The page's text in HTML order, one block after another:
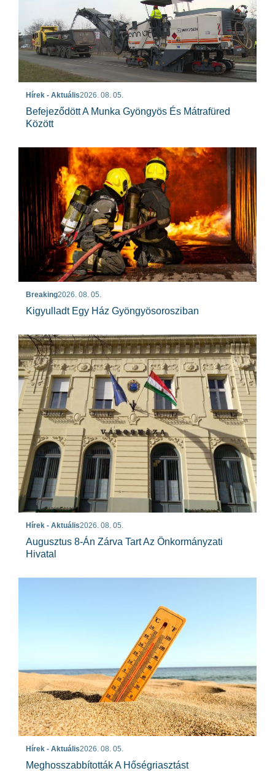
Hírek - Aktuális2026. 08. 05.
Befejeződött A Munka Gyöngyös És Mátrafüred
Között
Breaking2026. 08. 05.
Kigyulladt Egy Ház Gyöngyösorosziban
Hírek - Aktuális2026. 08. 05.
Augusztus 8-Án Zárva Tart Az Önkormányzati
Hivatal
Hírek - Aktuális2026. 08. 05.
Meghosszabbították A Hőségriasztást